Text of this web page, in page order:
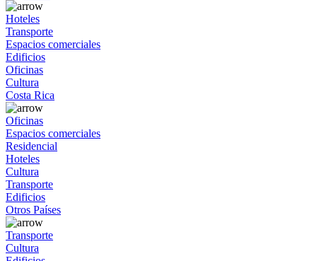
Hoteles
Transporte
Espacios comerciales
Edificios
Oficinas
Cultura
Costa Rica
Oficinas
Espacios comerciales
Residencial
Hoteles
Cultura
Transporte
Edificios
Otros Países
Transporte
Cultura